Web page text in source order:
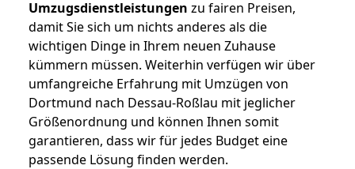
Umzugsdienstleistungen zu fairen Preisen,
damit Sie sich um nichts anderes als die
wichtigen Dinge in Ihrem neuen Zuhause
kümmern müssen. Weiterhin verfügen wir über
umfangreiche Erfahrung mit Umzügen von
Dortmund nach Dessau-Roßlau mit jeglicher
Größenordnung und können Ihnen somit
garantieren, dass wir für jedes Budget eine
passende Lösung finden werden.